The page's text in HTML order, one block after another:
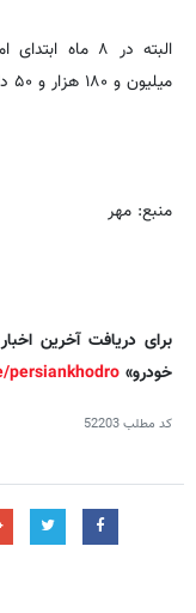
میلیون و ۱۸۰ هزار و ۵۰ دلار وارد کشور شده بود.
منبع: مهر
برای دریافت آخرین
خودرو» persiankhodro
کد مطلب52203